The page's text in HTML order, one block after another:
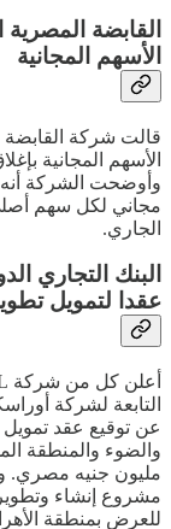
القابضة
الأسهم المجانية
قالت شركة القابضة
الجاري.
البنك التجاري
عقدا لتمويل
التابعة لشركة
عن توقيع عقد
مليون جنيه مصري.
مشروع إنشاء
للعرض بمنطقة